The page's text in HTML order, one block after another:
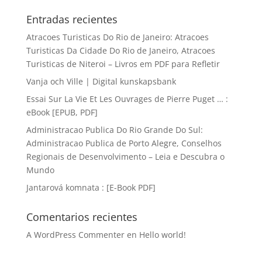
Entradas recientes
Atracoes Turisticas Do Rio de Janeiro: Atracoes
Turisticas Da Cidade Do Rio de Janeiro, Atracoes
Turisticas de Niteroi – Livros em PDF para Refletir
Vanja och Ville | Digital kunskapsbank
Essai Sur La Vie Et Les Ouvrages de Pierre Puget … :
eBook [EPUB, PDF]
Administracao Publica Do Rio Grande Do Sul:
Administracao Publica de Porto Alegre, Conselhos
Regionais de Desenvolvimento – Leia e Descubra o
Mundo
Jantarová komnata : [E-Book PDF]
Comentarios recientes
A WordPress Commenteren Hello world!